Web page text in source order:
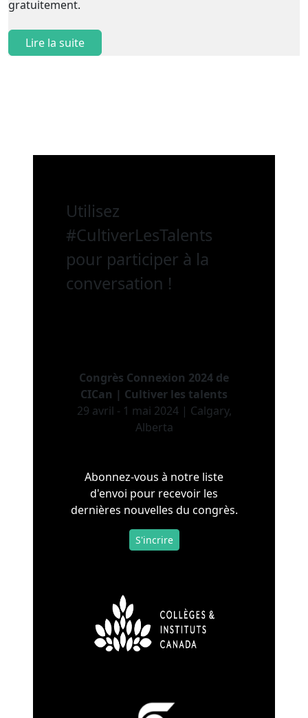
gratuitement.
Lire la suite
Utilisez
#CultiverLesTalents
pour participer à la
conversation !
Congrès Connexion 2024 de
CICan | Cultiver les talents
29 avril - 1 mai 2024 | Calgary,
Alberta
Abonnez-vous à notre liste
d'envoi pour recevoir les
dernières nouvelles du congrès.
S'incrire